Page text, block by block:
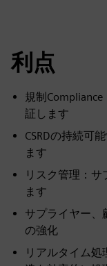
利点
規制
証します
CSRDの持続可
ます
リスク管理：
ます
サプライヤー、
の強化
リアルタイム